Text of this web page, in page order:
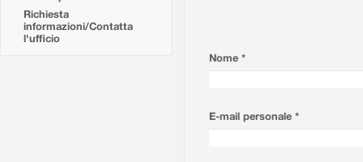
Richiesta
informazioni/Contatta
l'ufficio
Nome *
E-mail personale *